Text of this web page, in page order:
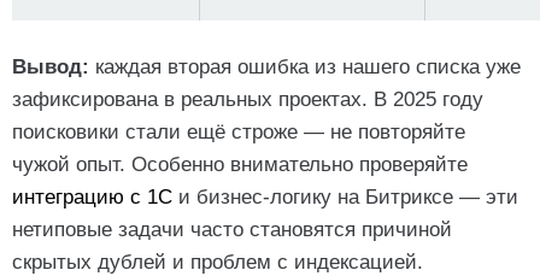
Вывод: каждая вторая ошибка из нашего списка уже
зафиксирована в реальных проектах. В 2025 году
поисковики стали ещё строже — не повторяйте
чужой опыт. Особенно внимательно проверяйте
интеграцию с 1С и бизнес-логику на Битриксе — эти
нетиповые задачи часто становятся причиной
скрытых дублей и проблем с индексацией.